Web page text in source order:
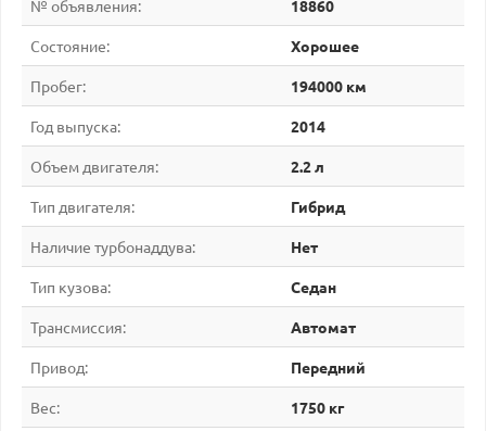
№ объявления: 18860
Состояние: Хорошее
Пробег: 194000 км
Год выпуска: 2014
Объем двигателя: 2.2 л
Тип двигателя: Гибрид
Наличие турбонаддува: Нет
Тип кузова: Седан
Трансмиссия: Автомат
Привод: Передний
Вес: 1750 кг